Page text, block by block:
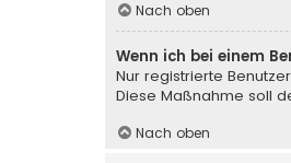
Nach oben
Wenn ich bei einem
Nur registrierte
Diese Maßnahme soll
Nach oben